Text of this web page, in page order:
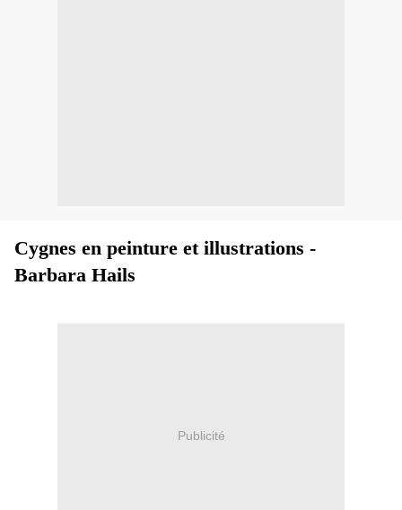
Cygnes en peinture et illustrations -
Barbara Hails
Publicité